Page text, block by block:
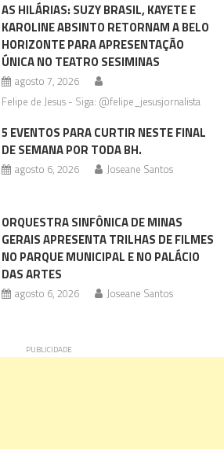
AS HILÁRIAS: SUZY BRASIL, KAYETE E
KAROLINE ABSINTO RETORNAM A BELO
HORIZONTE PARA APRESENTAÇÃO
ÚNICA NO TEATRO SESIMINAS
agosto 7, 2026
Felipe de Jesus - Siga: @felipe_jesusjornalista
5 EVENTOS PARA CURTIR NESTE FINAL
DE SEMANA POR TODA BH.
agosto 6, 2026 Joseane Santos
ORQUESTRA SINFÔNICA DE MINAS
GERAIS APRESENTA TRILHAS DE FILMES
NO PARQUE MUNICIPAL E NO PALÁCIO
DAS ARTES
agosto 6, 2026 Joseane Santos